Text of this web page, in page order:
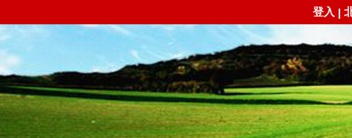
登入 |